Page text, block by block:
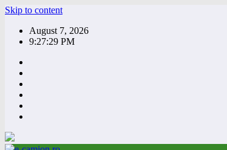
Skip to content
August 7, 2026
9:27:30 PM